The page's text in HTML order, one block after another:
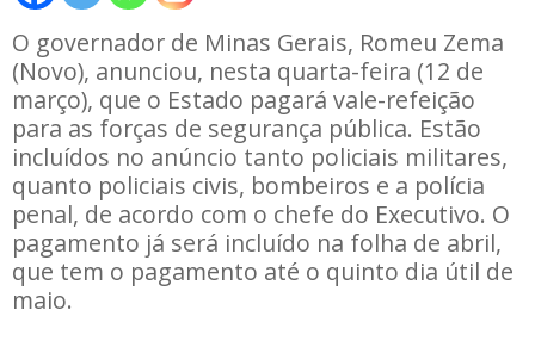
O governador de Minas Gerais, Romeu Zema
(Novo), anunciou, nesta quarta-feira (12 de
março), que o Estado pagará vale-refeição
para as forças de segurança pública. Estão
incluídos no anúncio tanto policiais militares,
quanto policiais civis, bombeiros e a polícia
penal, de acordo com o chefe do Executivo. O
pagamento já será incluído na folha de abril,
que tem o pagamento até o quinto dia útil de
maio.